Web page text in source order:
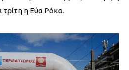
τρίτη η Εύα Ρόκα.